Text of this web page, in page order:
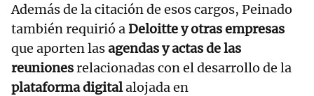
Además de la citación de esos cargos, Peinado
también requirió aDeloitte y otras empresas
que aporten lasagendas y actas de las
reunionesrelacionadas con el desarrollo de la
plataforma digitalalojada en